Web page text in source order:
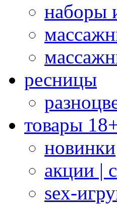
наборы
ресницы
товары
новинки
акции |
sex-